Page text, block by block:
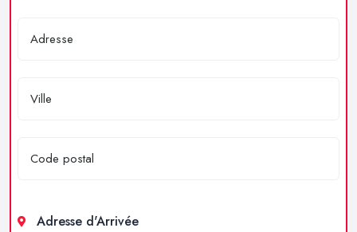
Adresse d'Arrivée